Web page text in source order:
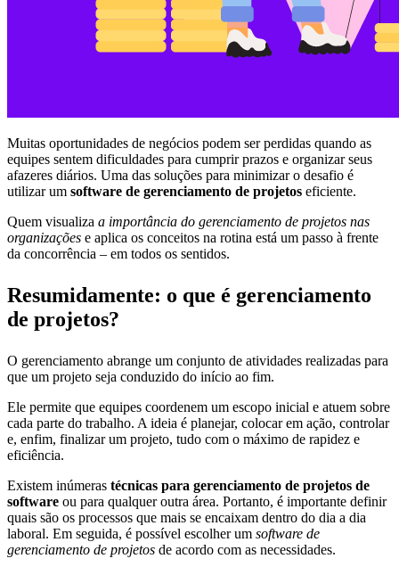
Muitas oportunidades de negócios podem ser perdidas quando as
equipes sentem dificuldades para cumprir prazos e organizar seus
afazeres diários. Uma das soluções para minimizar o desafio é
utilizar um software de gerenciamento de projetos eficiente.
Quem visualiza a importância do gerenciamento de projetos nas
organizações e aplica os conceitos na rotina está um passo à frente
da concorrência – em todos os sentidos.
Resumidamente: o que é gerenciamento
de projetos?
O gerenciamento abrange um conjunto de atividades realizadas para
que um projeto seja conduzido do início ao fim.
Ele permite que equipes coordenem um escopo inicial e atuem sobre
cada parte do trabalho. A ideia é planejar, colocar em ação, controlar
e, enfim, finalizar um projeto, tudo com o máximo de rapidez e
eficiência.
Existem inúmeras técnicas para gerenciamento de projetos de
software ou para qualquer outra área. Portanto, é importante definir
quais são os processos que mais se encaixam dentro do dia a dia
laboral. Em seguida, é possível escolher um software de
gerenciamento de projetos de acordo com as necessidades.